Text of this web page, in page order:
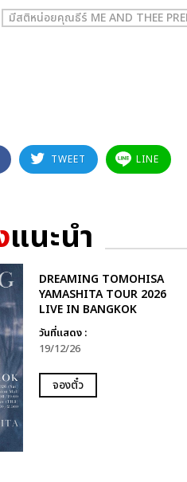
มีสติหน่อยคุณธีร์ ME AND THEE
TWEET LINE
แนะนำ
DREAMING TOMOHISA
YAMASHITA TOUR 2026
LIVE IN BANGKOK
วันที่แสดง :
19/12/26
จองตั๋ว